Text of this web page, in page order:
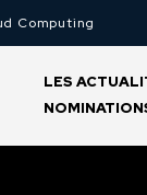
Computing
LES